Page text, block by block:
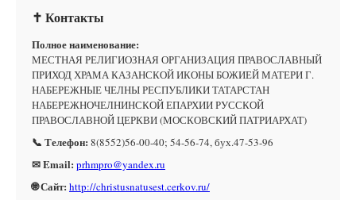
✝ Контакты
Полное наименование:
МЕСТНАЯ РЕЛИГИОЗНАЯ ОРГАНИЗАЦИЯ ПРАВОСЛАВНЫЙ
ПРИХОД ХРАМА КАЗАНСКОЙ ИКОНЫ БОЖИЕЙ МАТЕРИ Г.
НАБЕРЕЖНЫЕ ЧЕЛНЫ РЕСПУБЛИКИ ТАТАРСТАН
НАБЕРЕЖНОЧЕЛНИНСКОЙ ЕПАРХИИ РУССКОЙ
ПРАВОСЛАВНОЙ ЦЕРКВИ (МОСКОВСКИЙ ПАТРИАРХАТ)
📞 Телефон: 8(8552)56-00-40; 54-56-74, бух.47-53-96
✉ Email: prhmpro@yandex.ru
🌐 Сайт: http://christusnatusest.cerkov.ru/